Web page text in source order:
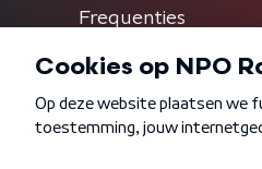
Frequenties
Algemene voorwaarden